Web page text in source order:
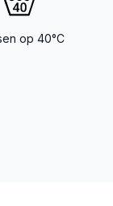
op 40°C